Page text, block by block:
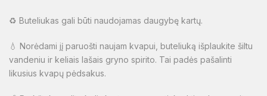
♻️ Buteliukas gali būti naudojamas daugybę kartų.
💧 Norėdami jį paruošti naujam kvapui, buteliuką išplaukite šiltu
vandeniu ir keliais lašais gryno spirito. Tai padės pašalinti
likusius kvapų pėdsakus.